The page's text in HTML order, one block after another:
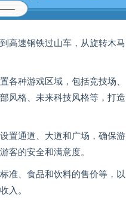
高速钢铁过山车，从旋转木马
各种游戏区域，包括竞技场、
风格、未来科技风格等，打造
置通道、大道和广场，确保游
客的安全和满意度。
准、食品和饮料的售价等，以
入。